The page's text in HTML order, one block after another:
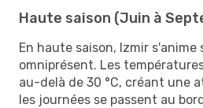
Haute saison (Juin à
En haute saison, Izmir s'anime
omniprésent. Les
au-delà de 30 °C, créant une
les journées se passent au